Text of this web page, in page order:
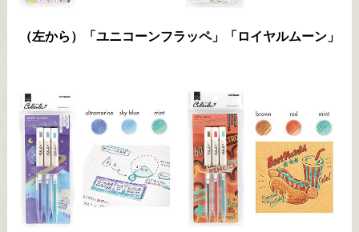
（左から）「ユニコーンフラッペ」「ロイヤルムーン」